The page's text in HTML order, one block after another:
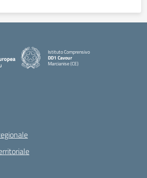
Istituto Comprensivo
DD1 Cavour
Marcianise (CE)